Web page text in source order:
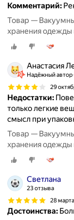
Комментарий:
Товар —
хранения
Анастасия
Надёжный автор
29
Недостатки:
только легкие
смысл при
Товар —
хранения одежды
Светлана
23 отзыва
28
Достоинства: